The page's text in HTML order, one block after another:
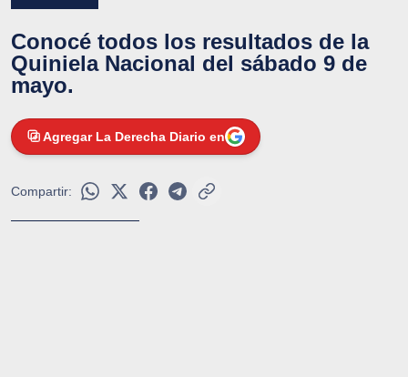
Conocé todos los resultados de la
Quiniela Nacional del sábado 9 de
mayo.
Agregar La Derecha Diario en
Compartir: